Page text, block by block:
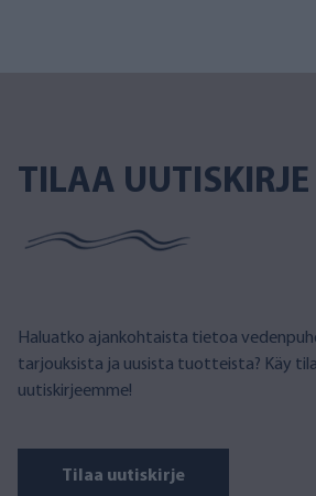
TILAA UUTISKIRJE
Haluatko ajankohtaista tietoa
tarjouksista ja uusista tuotteista? Käy
uutiskirjeemme!
Tilaa uutiskirje